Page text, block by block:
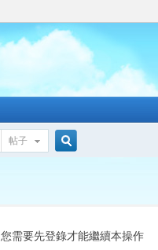
帖子
索
您需要先登錄才能繼續本操作